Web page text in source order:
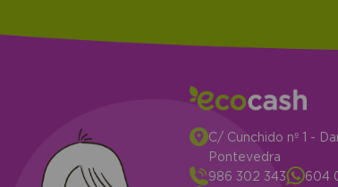
C/ Cunchido nº 1 -
Pontevedra
986 302 343
604